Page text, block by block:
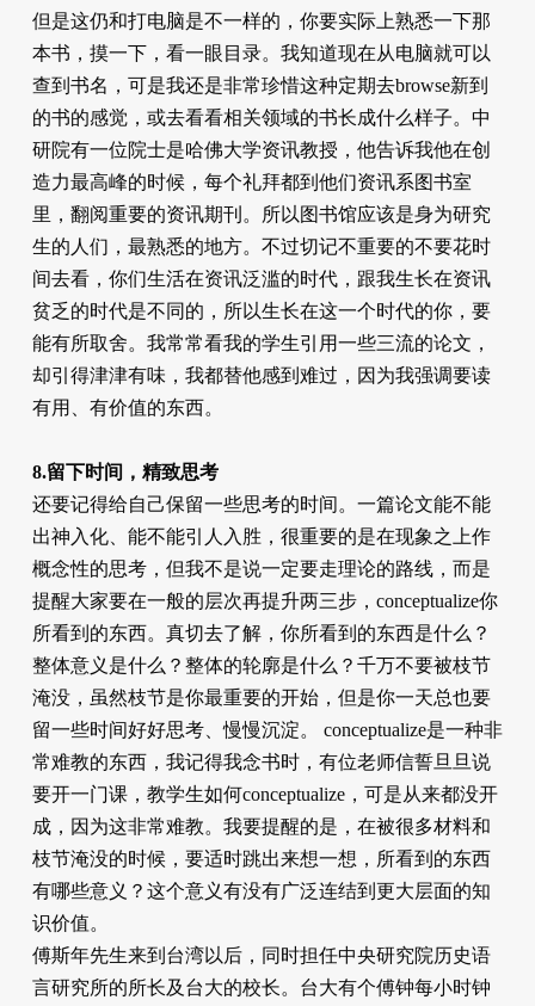
但是这仍和打电脑是不一样的，你要实际上熟悉一下那
本书，摸一下，看一眼目录。我知道现在从电脑就可以
查到书名，可是我还是非常珍惜这种定期去browse新到
的书的感觉，或去看看相关领域的书长成什么样子。中
研院有一位院士是哈佛大学资讯教授，他告诉我他在创
造力最高峰的时候，每个礼拜都到他们资讯系图书室
里，翻阅重要的资讯期刊。所以图书馆应该是身为研究
生的人们，最熟悉的地方。不过切记不重要的不要花时
间去看，你们生活在资讯泛滥的时代，跟我生长在资讯
贫乏的时代是不同的，所以生长在这一个时代的你，要
能有所取舍。我常常看我的学生引用一些三流的论文，
却引得津津有味，我都替他感到难过，因为我强调要读
有用、有价值的东西。
8.留下时间，精致思考
还要记得给自己保留一些思考的时间。一篇论文能不能
出神入化、能不能引人入胜，很重要的是在现象之上作
概念性的思考，但我不是说一定要走理论的路线，而是
提醒大家要在一般的层次再提升两三步，conceptualize你
所看到的东西。真切去了解，你所看到的东西是什么？
整体意义是什么？整体的轮廓是什么？千万不要被枝节
淹没，虽然枝节是你最重要的开始，但是你一天总也要
留一些时间好好思考、慢慢沉淀。 conceptualize是一种非
常难教的东西，我记得我念书时，有位老师信誓旦旦说
要开一门课，教学生如何conceptualize，可是从来都没开
成，因为这非常难教。我要提醒的是，在被很多材料和
枝节淹没的时候，要适时跳出来想一想，所看到的东西
有哪些意义？这个意义有没有广泛连结到更大层面的知
识价值。
傅斯年先生来到台湾以后，同时担任中央研究院历史语
言研究所的所长及台大的校长。台大有个傅钟每小时钟